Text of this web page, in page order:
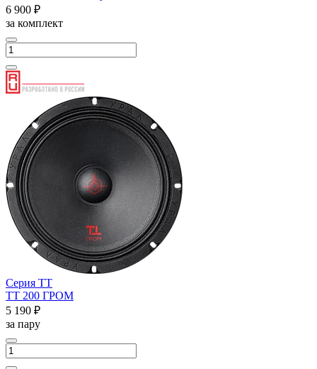
6 900 ₽
за комплект
Серия ТТ
ТТ 200 ГРОМ
5 190 ₽
за пару